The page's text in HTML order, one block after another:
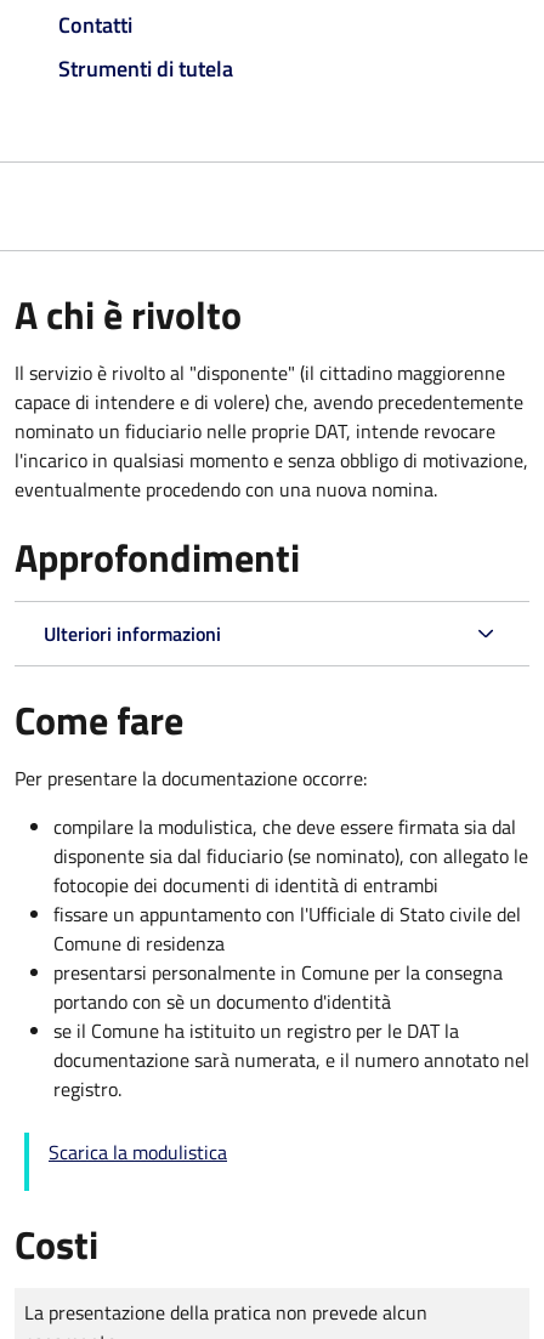
Contatti
Strumenti di tutela
A chi è rivolto
Il servizio è rivolto al "disponente" (il cittadino maggiorenne
capace di intendere e di volere) che, avendo precedentemente
nominato un fiduciario nelle proprie DAT, intende revocare
l'incarico in qualsiasi momento e senza obbligo di motivazione,
eventualmente procedendo con una nuova nomina.
Approfondimenti
Ulteriori informazioni
Come fare
Per presentare la documentazione occorre:
compilare la modulistica, che deve essere firmata sia dal
disponente sia dal fiduciario (se nominato), con allegato le
fotocopie dei documenti di identità di entrambi
fissare un appuntamento con l'Ufficiale di Stato civile del
Comune di residenza
presentarsi personalmente in Comune per la consegna
portando con sè un documento d'identità
se il Comune ha istituito un registro per le DAT la
documentazione sarà numerata, e il numero annotato nel
registro.
Scarica la modulistica
Costi
Tipo di pagamento
Importo
La presentazione della pratica non prevede alcun